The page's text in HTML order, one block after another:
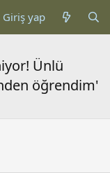
Giriş yap
Ünlü
öğrendim'